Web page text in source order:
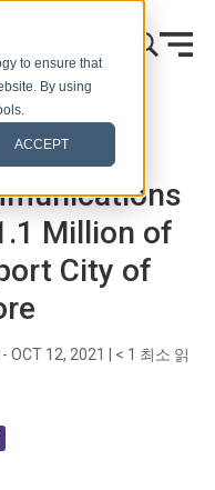
to ensure that
By using
ACCEPT
보도 자료
Million of
City of
OCT 12, 2021 < 1 최소 읽